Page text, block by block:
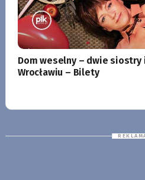
Dom weselny – dwie
Wrocławiu – Bilety